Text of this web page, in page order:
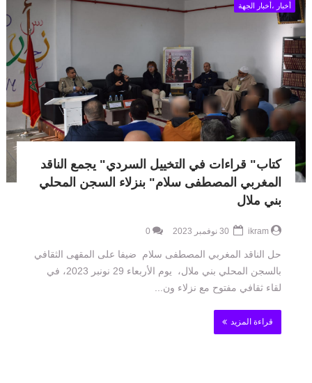
أخبار ،أخبار الجهة
كتاب" قراءات في التخييل السردي" يجمع الناقد
المغربي المصطفى سلام" بنزلاء السجن المحلي
بني ملال
ikram
0
حل الناقد المغربي المصطفى سلام ضيفا على المقهى الثقافي
بالسجن المحلي بني ملال، يوم الأربعاء 29 نونبر 2023، في
لقاء ثقافي مفتوح مع نزلاء ون...
قراءة المزيد